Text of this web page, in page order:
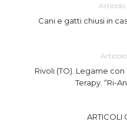
Articolo
Cani e gatti chiusi in
Rivoli (TO). Legame
Terapy. “Ri-
ARTICOLI